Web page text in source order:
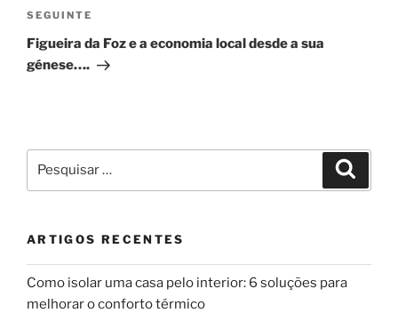
Conteúdo
seguinte
SEGUINTE
Figueira da Foz e a economia local desde a sua
génese….
por:
ARTIGOS RECENTES
Como isolar uma casa pelo interior: 6 soluções para
melhorar o conforto térmico